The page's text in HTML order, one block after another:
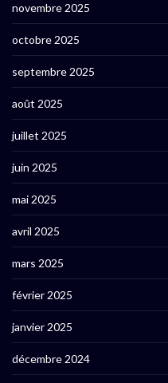
novembre 2025
octobre 2025
septembre 2025
août 2025
juillet 2025
juin 2025
mai 2025
avril 2025
mars 2025
février 2025
janvier 2025
décembre 2024